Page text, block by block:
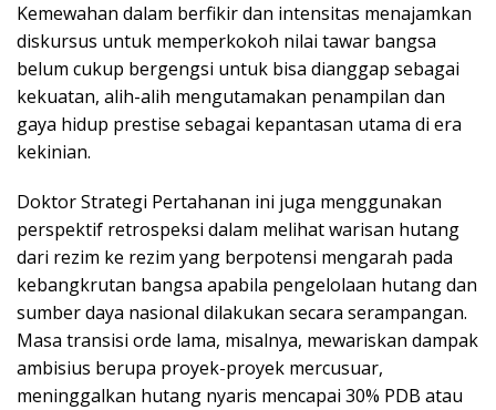
Kemewahan dalam berfikir dan intensitas menajamkan
diskursus untuk memperkokoh nilai tawar bangsa
belum cukup bergengsi untuk bisa dianggap sebagai
kekuatan, alih-alih mengutamakan penampilan dan
gaya hidup prestise sebagai kepantasan utama di era
kekinian.
Doktor Strategi Pertahanan ini juga menggunakan
perspektif retrospeksi dalam melihat warisan hutang
dari rezim ke rezim yang berpotensi mengarah pada
kebangkrutan bangsa apabila pengelolaan hutang dan
sumber daya nasional dilakukan secara serampangan.
Masa transisi orde lama, misalnya, mewariskan dampak
ambisius berupa proyek-proyek mercusuar,
meninggalkan hutang nyaris mencapai 30% PDB atau